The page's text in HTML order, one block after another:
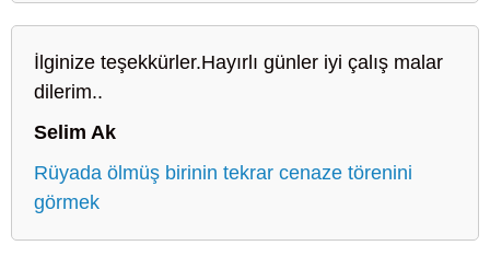
İlginize teşekkürler.Hayırlı günler iyi çalış malar
dilerim..
Selim Ak
Rüyada ölmüş birinin tekrar cenaze törenini
görmek